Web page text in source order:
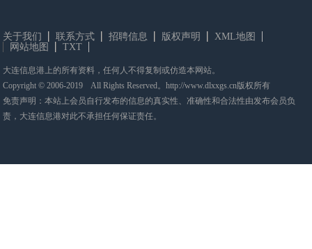
关于我们 联系方式 招聘信息 版权声明
XML地图
网站地图
TXT
大连信息港上的所有资料，任何人不得复制或仿造本网站。
Copyright © 2006-2019 All Rights Reserved。http://www.dlxxgs.cn版权所有
免责声明：本站上会员自行发布的信息的真实性、准确性和合法性由发布会员负
责，大连信息港对此不承担任何保证责任。